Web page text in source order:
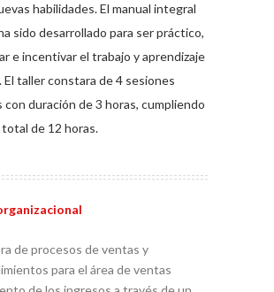
habilidades. El manual integral
sido desarrollado para ser práctico,
e incentivar el trabajo y aprendizaje
El taller constara de 4 sesiones
con duración de 3 horas, cumpliendo
de 12 horas.
de procesos de ventas y
para el área de ventas